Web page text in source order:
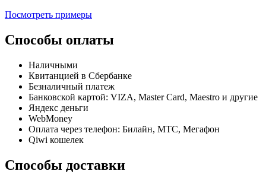
Посмотреть примеры
Способы оплаты
Наличными
Квитанцией в Сбербанке
Безналичный платеж
Банковской картой: VIZA, Master Card, Maestro и другие
Яндекс деньги
WebMoney
Оплата через телефон: Билайн, МТС, Мегафон
Qiwi кошелек
Способы доставки